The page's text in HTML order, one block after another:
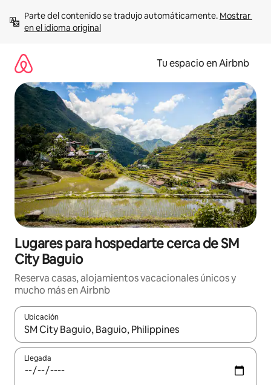
contenido
Parte del contenido se tradujo automáticamente. Mostrar
en el idioma original
Tu espacio en Airbnb
Lugares para hospedarte cerca de SM
City Baguio
Reserva casas, alojamientos vacacionales únicos y
mucho más en Airbnb
Ubicación
Cuando los resultados estén disponibles, podrás navegar
Llegada